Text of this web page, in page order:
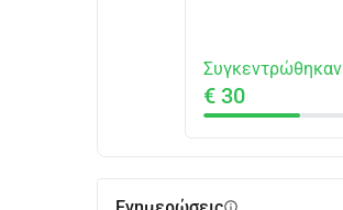
Συγκεντρώθηκαν
€ 30